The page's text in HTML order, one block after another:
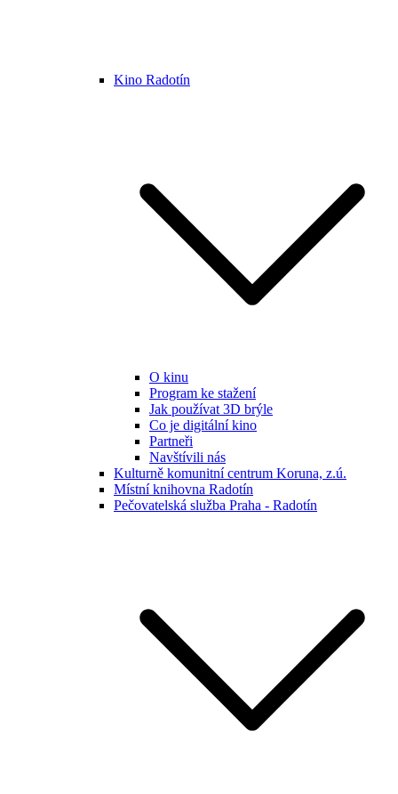
Kino Radotín
O kinu
Program ke stažení
Jak používat 3D brýle
Co je digitální kino
Partneři
Navštívili nás
Kulturně komunitní centrum Koruna, z.ú.
Místní knihovna Radotín
Pečovatelská služba Praha - Radotín